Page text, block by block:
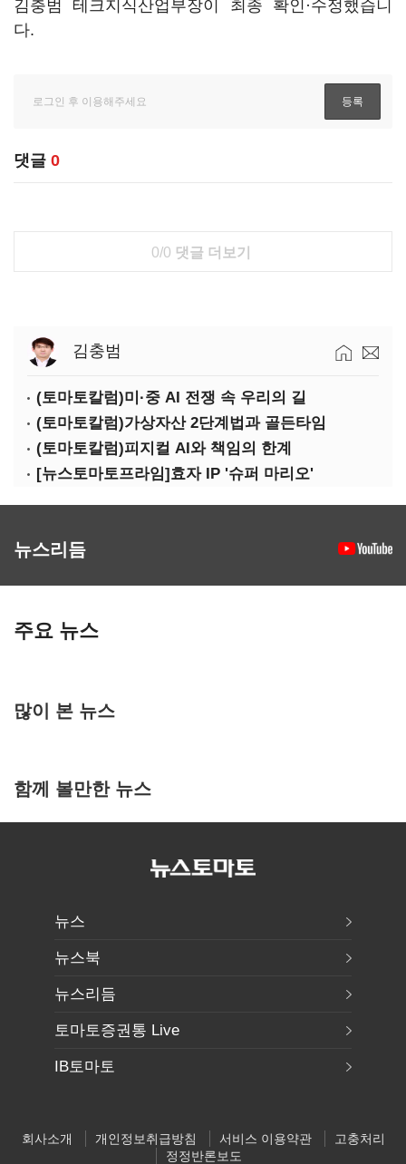
김충범 테크지식산업부장이 최종 확인·수정했습니
다.
댓글 0
0/0 댓글 더보기
김충범
(토마토칼럼)미·중 AI 전쟁 속 우리의 길
(토마토칼럼)가상자산 2단계법과 골든타임
(토마토칼럼)피지컬 AI와 책임의 한계
[뉴스토마토프라임]효자 IP '슈퍼 마리오'
뉴스리듬
주요 뉴스
많이 본 뉴스
함께 볼만한 뉴스
뉴스
뉴스북
뉴스리듬
토마토증권통 Live
IB토마토
회사소개 개인정보취급방침 서비스 이용약관
고충처리
정정반론보도